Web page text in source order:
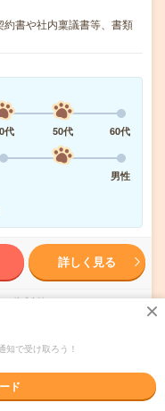
書や社内稟議書等、書類
代 50代
60代
男性
詳しく見る
フ株式会社
働こう／法人対
知で受け取ろう！
ド